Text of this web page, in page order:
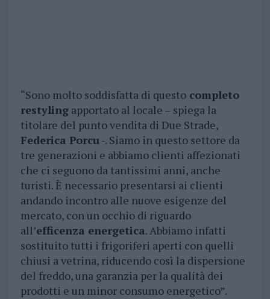
“Sono molto soddisfatta di questocompleto
restylingapportato al locale – spiega la
titolare del punto vendita di Due Strade,
Federica Porcu-. Siamo in questo settore da
tre generazioni e abbiamo clienti affezionati
che ci seguono da tantissimi anni, anche
turisti. È necessario presentarsi ai clienti
andando incontro alle nuove esigenze del
mercato, con un occhio di riguardo
all’efficenza energetica. Abbiamo infatti
sostituito tutti i frigoriferi aperti con quelli
chiusi a vetrina, riducendo così la dispersione
del freddo, una garanzia per la qualità dei
prodotti e un minor consumo energetico”.